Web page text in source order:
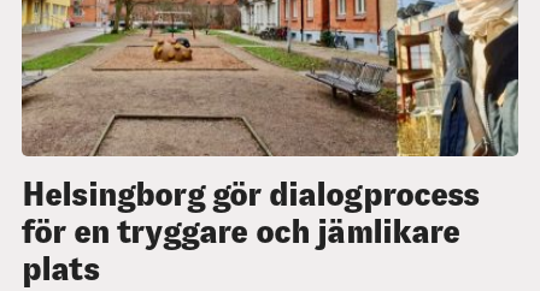
Helsingborg gör dialogprocess
för en tryggare och jämlikare
plats